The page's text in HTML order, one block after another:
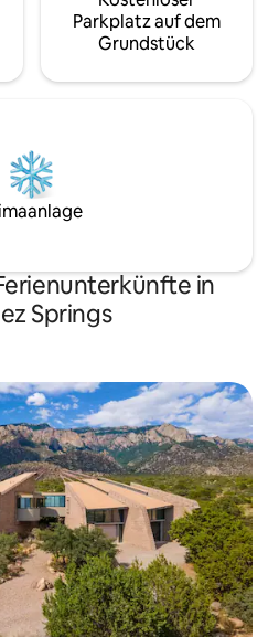
Parkplatz auf dem
Grundstück
in
Springs